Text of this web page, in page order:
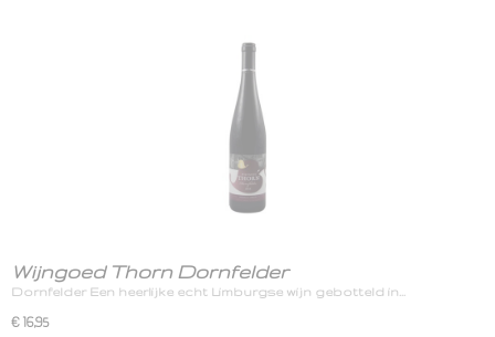
Wijngoed Thorn Dornfelder
Dornfelder Een heerlijke echt Limburgse wijn gebotteld in…
€ 16,95